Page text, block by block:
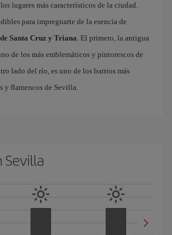
lugares más característicos de la ciudad.
para impregnarte de la esencia de
Santa Cruz y Triana. El primero, la antigua
de los más emblemáticos y pintorescos de
lado del río, es uno de los barrios más
y flamencos de Sevilla.
Sevilla